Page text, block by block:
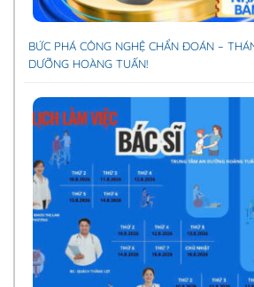
BỨC PHÁ CÔNG NGHỆ CHẨN ĐOÁN –
DƯỠNG HOÀNG TUẤN!